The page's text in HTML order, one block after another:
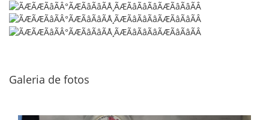
Galeria de fotos